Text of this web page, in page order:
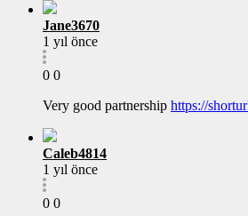
Jane3670
1 yıl önce
0 0
Very good partnership https://
Caleb4814
1 yıl önce
0 0